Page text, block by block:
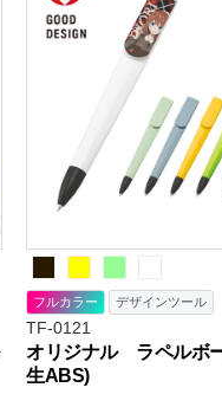
フルカラー デザインツール
TF-0121
オリジナル ラペルボ
生ABS)